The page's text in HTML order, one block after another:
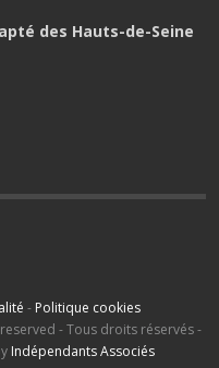
des Hauts-de-Seine
- Politique cookies
- Tous droits réservés -
Indépendants Associés